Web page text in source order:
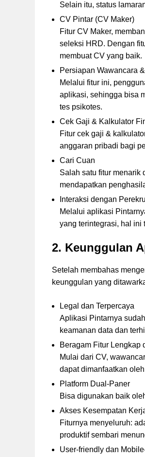
Selain itu, status
CV Pintar (CV Maker)
Fitur CV Maker,
seleksi HRD. Dengan
membuat CV yang baik.
Persiapan Wawancara
Melalui fitur ini,
aplikasi, sehingga bisa
tes psikotes.
Cek Gaji & Kalkulator
Fitur cek gaji &
anggaran pribadi bagi
Cari Cuan
Salah satu fitur menarik
mendapatkan
Interaksi dengan
Melalui aplikasi
yang terintegrasi, hal ini
2. Keunggulan
Setelah membahas
keunggulan yang
Legal dan Terpercaya
Aplikasi Pintarnya
keamanan data dan
Beragam Fitur Lengkap
Mulai dari CV,
dapat dimanfaatkan
Platform Dual-Paner
Bisa digunakan baik
Akses Kesempatan
Fiturnya menyeluruh:
produktif sembari
User-friendly dan